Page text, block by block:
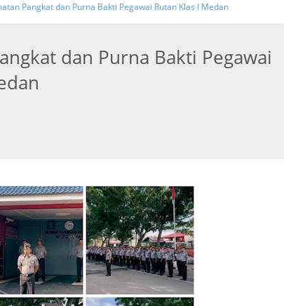
Pangkat dan Purna Bakti Pegawai Rutan Klas I Medan
dan Purna Bakti Pegawai